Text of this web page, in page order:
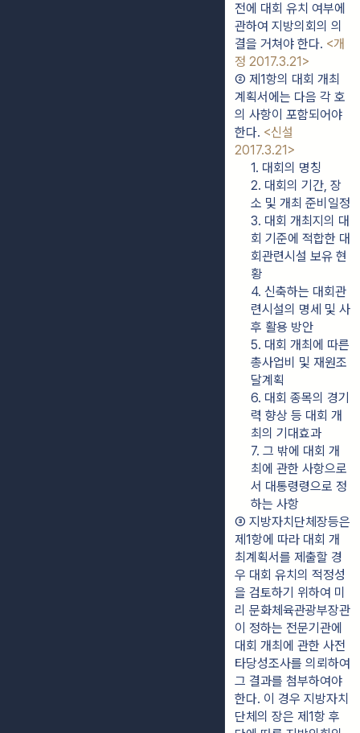
전에 대회 유치 여부에
관하여 지방의회의 의
결을 거쳐야 한다. <개
정 2017.3.21>
② 제1항의 대회 개최
계획서에는 다음 각 호
의 사항이 포함되어야
한다. <신설
2017.3.21>
1. 대회의 명칭
2. 대회의 기간, 장
소 및 개최 준비일정
3. 대회 개최지의 대
회 기준에 적합한 대
회관련시설 보유 현
황
4. 신축하는 대회관
련시설의 명세 및 사
후 활용 방안
5. 대회 개최에 따른
총사업비 및 재원조
달계획
6. 대회 종목의 경기
력 향상 등 대회 개
최의 기대효과
7. 그 밖에 대회 개
최에 관한 사항으로
서 대통령령으로 정
하는 사항
③ 지방자치단체장등은
제1항에 따라 대회 개
최계획서를 제출할 경
우 대회 유치의 적정성
을 검토하기 위하여 미
리 문화체육관광부장관
이 정하는 전문기관에
대회 개최에 관한 사전
타당성조사를 의뢰하여
그 결과를 첨부하여야
한다. 이 경우 지방자치
단체의 장은 제1항 후